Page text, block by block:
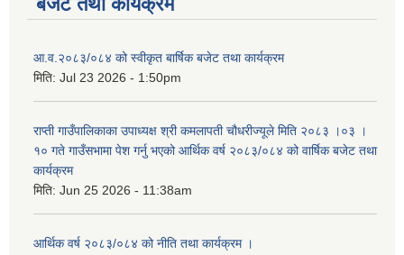
आ.व.२०८३/०८४ को स्वीकृत बार्षिक बजेट तथा कार्यक्रम
मिति: Jul 23 2026 - 1:50pm
राप्ती गाउँपालिकाका उपाध्यक्ष श्री कमलापती चौधरीज्यूले मिति २०८३ ।०३ ।
१० गते गाउँसभामा पेश गर्नु भएको आर्थिक वर्ष २०८३/०८४ को वार्षिक बजेट तथा
कार्यक्रम
मिति: Jun 25 2026 - 11:38am
आर्थिक वर्ष २०८३/०८४ को नीति तथा कार्यक्रम ।